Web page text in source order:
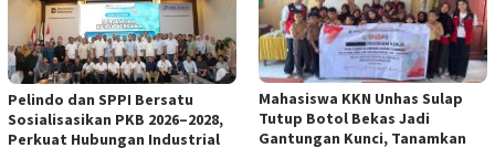
Pelindo dan SPPI Bersatu
Sosialisasikan PKB 2026–2028,
Perkuat Hubungan Industrial
Mahasiswa KKN Unhas Sulap
Tutup Botol Bekas Jadi
Gantungan Kunci, Tanamkan